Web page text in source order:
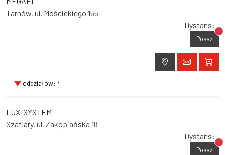
Tarnów, ul. Mościckiego 155
Dystans:
Pokaż
oddziałów: 4
LUX-SYSTEM
Szaflary, ul. Zakopiańska 18
Dystans:
Pokaż